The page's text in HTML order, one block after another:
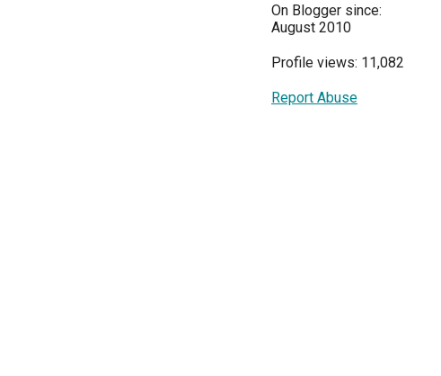
On Blogger since:
August 2010
Profile views: 11,082
Report Abuse